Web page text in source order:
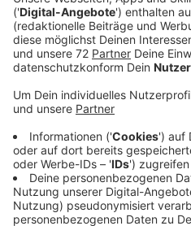
Das Radio
Morgenteam
Foto: Andreas Kramer, Tiziana
Sandbothe.
Morgenshow